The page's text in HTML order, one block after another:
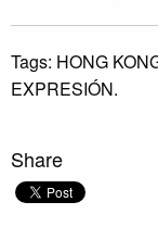
Tags: HONG
EXPRESIÓN.
Share